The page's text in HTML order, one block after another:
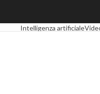
Intelligenza artificiale